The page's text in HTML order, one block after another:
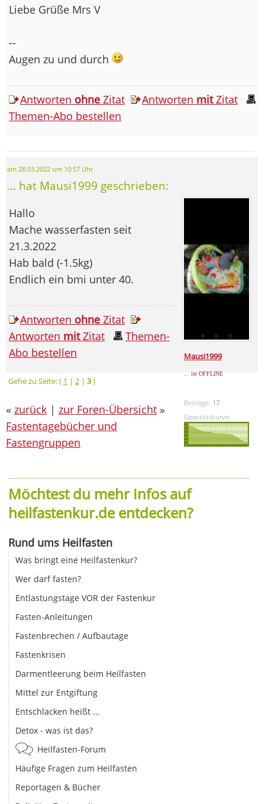
Liebe Grüße Mrs V
--
Augen zu und durch
Antworten ohne Zitat Antworten mitZitat
Themen-Abo bestellen
am 28.03.2022 um 10:57 Uhr
... hat Mausi1999 geschrieben:
Mausi1999
... ist OFFLINE
Beiträge: 17
Gewichtskurve:
Hallo
Mache wasserfasten seit
21.3.2022
Hab bald (-1.5kg)
Endlich ein bmi unter 40.
Antworten ohne Zitat
Antworten mitZitat
Themen-
Abo bestellen
Gehe zu Seite: ( 1 | 2 | 3)
« zurück | zur Foren-Übersicht »
Fastentagebücher und
Fastengruppen
Möchtest du mehr Infos auf
heilfastenkur.de entdecken?
Rund ums Heilfasten
Was bringt eine Heilfastenkur?
Wer darf fasten?
Entlastungstage VOR der Fastenkur
Fasten-Anleitungen
Fastenbrechen / Aufbautage
Fastenkrisen
Darmentleerung beim Heilfasten
Mittel zur Entgiftung
Entschlacken heißt ...
Detox - was ist das?
Heilfasten-Forum
Häufige Fragen zum Heilfasten
Reportagen & Bücher